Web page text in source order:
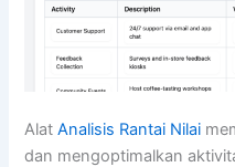
AlatAnalisis Rantai Nilai
dan mengoptimalkan